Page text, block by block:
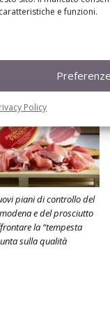
e funzioni.
Preferenze
Policy
piani di controllo del
e del prosciutto
la “tempesta
sulla qualità